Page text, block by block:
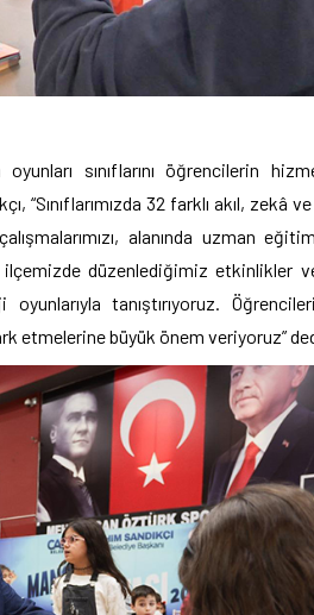
sınıflarını öğrencilerin
“Sınıflarımızda 32 farklı akıl, zekâ
alanında uzman
düzenlediğimiz etkinlikler
tanıştırıyoruz.
etmelerine büyük önem veriyoruz”